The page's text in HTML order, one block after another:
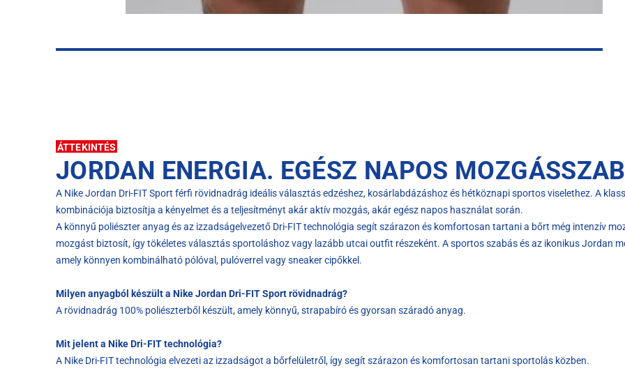
ÁTTEKINTÉS
JORDAN ENERGIA. EGÉSZ NAPOS
A Nike Jordan Dri-FIT Sport férfi rövidnadrág ideális választás edzéshez, kosárlabdázáshoz és hétköznapi sportos viselethez. A
kombinációja biztosítja a kényelmet és a teljesítményt akár aktív mozgás, akár egész napos használat során.
A könnyű poliészter anyag és az izzadságelvezető Dri-FIT technológia segít szárazon és komfortosan tartani a bőrt még intenzív
mozgást biztosít, így tökéletes választás sportoláshoz vagy lazább utcai outfit részeként. A sportos szabás és az ikonikus Jordan
amely könnyen kombinálható pólóval, pulóverrel vagy sneaker cipőkkel.
Milyen anyagból készült a Nike Jordan Dri-FIT Sport rövidnadrág?
A rövidnadrág 100% poliészterből készült, amely könnyű, strapabíró és gyorsan száradó anyag.
Mit jelent a Nike Dri-FIT technológia?
A Nike Dri-FIT technológia elvezeti az izzadságot a bőrfelületről, így segít szárazon és komfortosan tartani sportolás közben.